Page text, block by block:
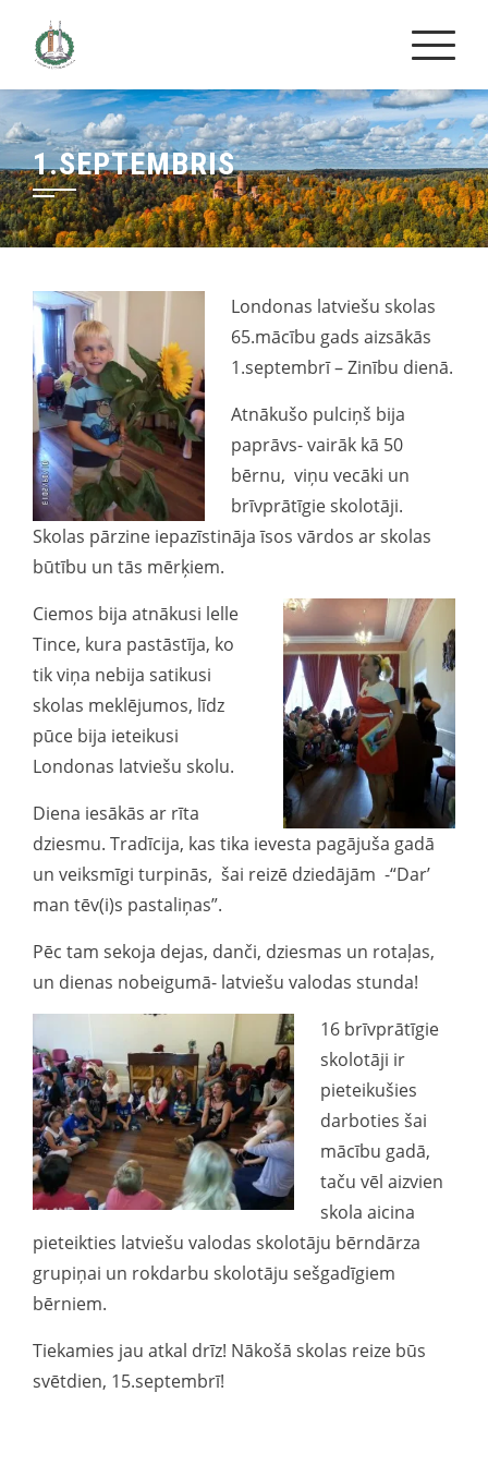
content
1.SEPTEMBRIS
Londonas latviešu skolas
65.mācību gads aizsākās
1.septembrī – Zinību dienā.
Atnākušo pulciņš bija
paprāvs- vairāk kā 50
bērnu, viņu vecāki un
brīvprātīgie skolotāji.
Skolas pārzine iepazīstināja īsos vārdos ar skolas
būtību un tās mērķiem.
Ciemos bija atnākusi lelle
Tince, kura pastāstīja, ko
tik viņa nebija satikusi
skolas meklējumos, līdz
pūce bija ieteikusi
Londonas latviešu skolu.
Diena iesākās ar rīta
dziesmu. Tradīcija, kas tika ievesta pagājuša gadā
un veiksmīgi turpinās, šai reizē dziedājām -“Dar’
man tēv(i)s pastaliņas”.
Pēc tam sekoja dejas, danči, dziesmas un rotaļas,
un dienas nobeigumā- latviešu valodas stunda!
16 brīvprātīgie
skolotāji ir
pieteikušies
darboties šai
mācību gadā,
taču vēl aizvien
skola aicina
pieteikties latviešu valodas skolotāju bērndārza
grupiņai un rokdarbu skolotāju sešgadīgiem
bērniem.
Tiekamies jau atkal drīz! Nākošā skolas reize būs
svētdien, 15.septembrī!